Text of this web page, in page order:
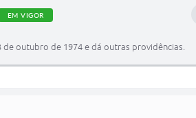
EM VIGOR
outubro de 1974 e dá outras providências.